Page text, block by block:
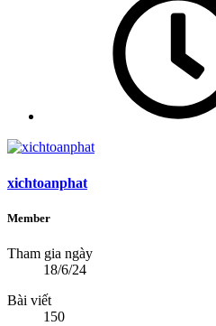
xichtoanphat
Member
Tham gia ngày
18/6/24
Bài viết
150